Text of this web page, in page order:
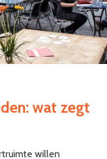
wat zegt
willen